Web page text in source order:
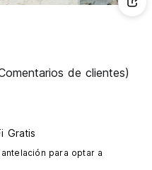
de clientes)
Gratis
para optar a